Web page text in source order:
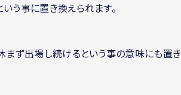
う事に置き換えられます。
まず出場し続けるという事の意味にも置き